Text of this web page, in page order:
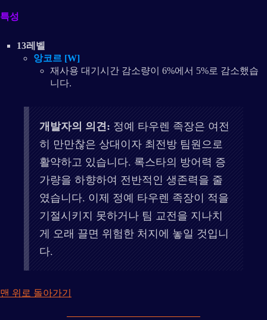
특성
13레벨
앙코르 [W]
재사용 대기시간 감소량이 6%에서 5%로 감소했습
니다.
개발자의 의견: 정예 타우렌 족장은 여전
히 만만찮은 상대이자 최전방 팀원으로
활약하고 있습니다. 록스타의 방어력 증
가량을 하향하여 전반적인 생존력을 줄
였습니다. 이제 정예 타우렌 족장이 적을
기절시키지 못하거나 팀 교전을 지나치
게 오래 끌면 위험한 처지에 놓일 것입니
다.
맨 위로 돌아가기